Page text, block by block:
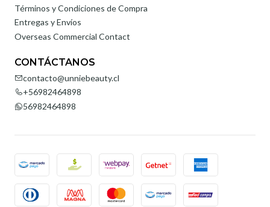
Términos y Condiciones de Compra
Entregas y Envíos
Overseas Commercial Contact
CONTÁCTANOS
contacto@unniebeauty.cl
+56982464898
56982464898